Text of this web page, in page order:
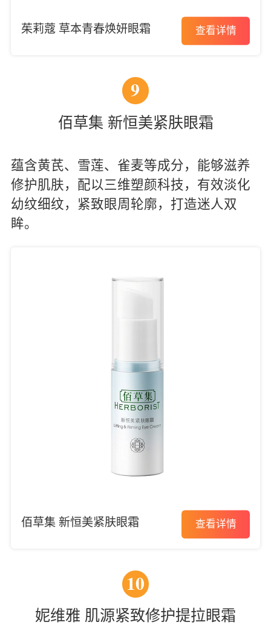
茱莉蔻 草本青春焕妍眼霜 查看详情
9
佰草集 新恒美紧肤眼霜
蕴含黄芪、雪莲、雀麦等成分，能够滋养
修护肌肤，配以三维塑颜科技，有效淡化
幼纹细纹，紧致眼周轮廓，打造迷人双
眸。
佰草集 新恒美紧肤眼霜 查看详情
10
妮维雅 肌源紧致修护提拉眼霜